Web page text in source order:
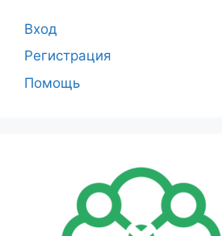
Вход
Регистрация
Помощь